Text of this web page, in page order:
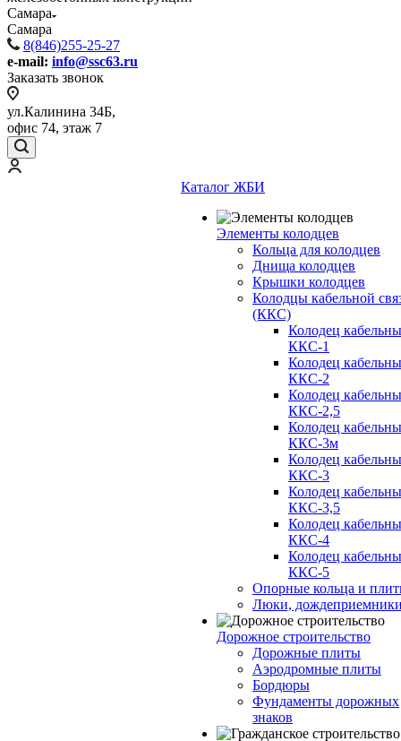
Самара
Самара
8(846)255-25-27
e-mail: info@ssc63.ru
Заказать звонок
ул.Калинина 34Б,
офис 74, этаж 7
Каталог ЖБИ
Элементы колодцев
Кольца для колодцев
Днища колодцев
Крышки колодцев
Колодцы кабельной
(ККС)
Колодец
ККС-1
Колодец
ККС-2
Колодец
ККС-2,5
Колодец
ККС-3м
Колодец
ККС-3
Колодец
ККС-3,5
Колодец
ККС-4
Колодец
ККС-5
Опорные кольца и
Люки,
Дорожное строительство
Дорожные плиты
Аэродромные плиты
Бордюры
Фундаменты дорожных
знаков